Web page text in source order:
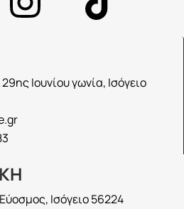
Ιουνίου γωνία, Ισόγειο
Ισόγειο 56224